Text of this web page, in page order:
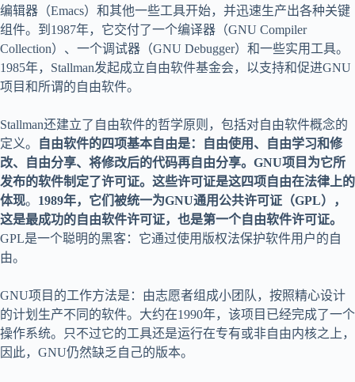
编辑器（Emacs）和其他一些工具开始，并迅速生产出各种关键
组件。到1987年，它交付了一个编译器（GNU Compiler
Collection）、一个调试器（GNU Debugger）和一些实用工具。
1985年，Stallman发起成立自由软件基金会，以支持和促进GNU
项目和所谓的自由软件。
Stallman还建立了自由软件的哲学原则，包括对自由软件概念的
定义。
自由软件的四项基本自由是：自由使用、自由学习和修
改、自由分享、将修改后的代码再自由分享。GNU项目为它所
发布的软件制定了许可证。这些许可证是这四项自由在法律上的
体现。 1989年，它们被统一为GNU通用公共许可证（GPL），
这是最成功的自由软件许可证，也是第一个自由软件许可证。
GPL是一个聪明的黑客：它通过使用版权法保护软件用户的自
由。
GNU项目的工作方法是：由志愿者组成小团队，按照精心设计
的计划生产不同的软件。大约在1990年，该项目已经完成了一个
操作系统。只不过它的工具还是运行在专有或非自由内核之上，
因此，GNU仍然缺乏自己的版本。